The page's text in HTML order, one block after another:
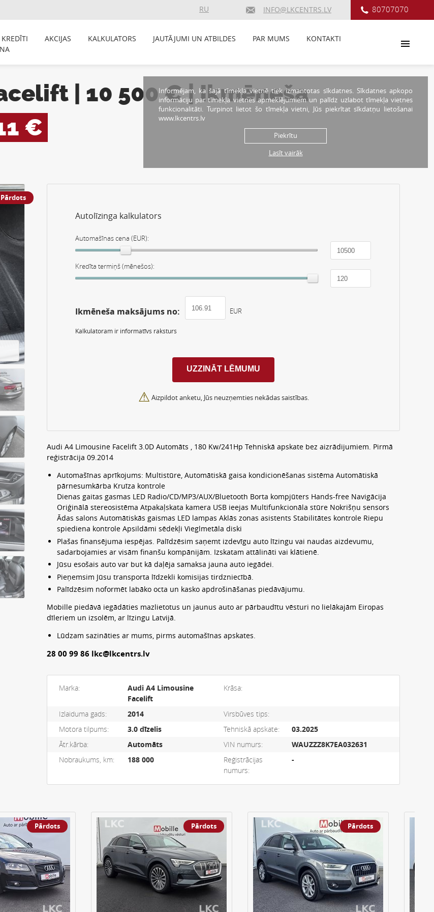
RU INFO@LKCENTRS.LV 80707070
AKCIJAS KALKULATORS JAUTĀJUMI UN ATBILDES PAR MUMS
KONTAKTI
| 10 500 € | Ikmēneša
€
Pārdots
Autolīzinga kalkulators
Automašīnas cena (EUR):
Kredīta termiņš (mēnešos):
Ikmēneša maksājums no: EUR
Kalkulatoram ir informatīvs raksturs
⚠ Aizpildot anketu, Jūs neuzņemties nekādas saistības.
Audi A4 Limousine Facelift 3.0D Automāts , 180 Kw/241Hp Tehniskā apskate bez aizrādijumiem. Pirmā
reģistrācija 09.2014
Automašīnas aprīkojums: Multistūre, Automātiskā gaisa kondicionēšanas sistēma Automātiskā
pārnesumkārba Kruīza kontrole
Dienas gaitas gasmas LED Radio/CD/MP3/AUX/Bluetooth Borta kompjūters Hands-free Navigācija
Oriģinālā stereosistēma Atpakaļskata kamera USB ieejas Multifunkcionāla stūre Nokrišņu sensors
Ādas salons Automātiskās gaismas LED lampas Aklās zonas asistents Stabilitātes kontrole Riepu
spiediena kontrole Apsildāmi sēdekļi Vieglmetāla diski
Plašas finansējuma iespējas. Palīdzēsim saņemt izdevīgu auto līzingu vai naudas aizdevumu,
sadarbojamies ar visām finanšu kompānijām. Izskatam attālināti vai klātienē.
Jūsu esošais auto var but kā daļēja samaksa jauna auto iegādei.
Pieņemsim Jūsu transporta līdzekli komisijas tirdzniecībā.
Palīdzēsim noformēt labāko octa un kasko apdrošināšanas piedāvājumu.
Mobille piedāvā iegādāties mazlietotus un jaunus auto ar pārbaudītu vēsturi no lielākajām Eiropas
dīleriem un izsolēm, ar līzingu Latvijā.
Lūdzam sazināties ar mums, pirms automašīnas apskates.
28 00 99 86 lkc@lkcentrs.lv
Marka:
Audi A4 Limousine
Facelift
Krāsa:
Izlaiduma gads: 2014
Virsbūves tips:
Motora tilpums:
3.0 dīzelis Tehniskā apskate:
03.2025
Ātr.kārba:
Automāts VIN numurs:
WAUZZZ8K7EA032631
Nobraukums, km:
188 000
Reģistrācijas
numurs:
-
Pārdots Pārdots Pārdots
Informējam, ka šajā tīmekļa vietnē tiek izmantotas sīkdatnes. Sīkdatnes apkopo
informāciju par tīmekļa vietnes apmeklējumiem un palīdz uzlabot tīmekļa vietnes
funkcionalitāti. Turpinot lietot šo tīmekļa vietni, Jūs piekrītat sīkdatņu lietošanai
www.lkcentrs.lv
Piekrītu
Lasīt vairāk